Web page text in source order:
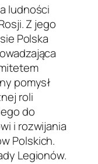
ludności
Z jego
Polska
pomysł
roli
do
i rozwijania
Polskich.
Legionów.